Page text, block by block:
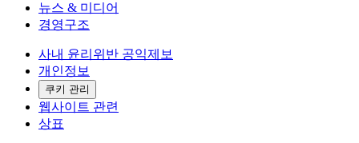
뉴스 & 미디어
경영구조
사내 윤리위반 공익제보
개인정보
쿠키 관리
웹사이트 관련
상표